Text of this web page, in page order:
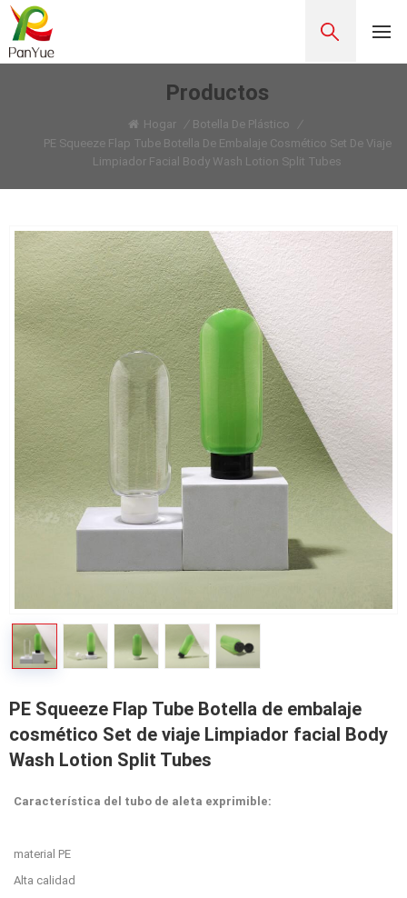
Productos
Hogar / Botella De Plástico
/
PE Squeeze Flap Tube Botella De Embalaje Cosmético Set De Viaje
Limpiador Facial Body Wash Lotion Split Tubes
PE Squeeze Flap Tube Botella de embalaje
cosmético Set de viaje Limpiador facial Body
Wash Lotion Split Tubes
Característica del tubo de aleta exprimible:
material PE
Alta calidad